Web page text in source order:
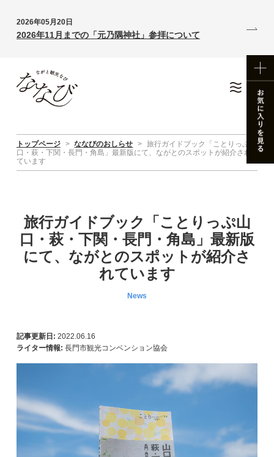
2026年05月20日
2026年11月までの「元乃隅神社」参拝について
トップページ > ななびのおしらせ > 旅行ガイドブック「ことりっぷ山
口・萩・下関・長門・角島」最新版にて、ながとのスポットが紹介され
ています
旅行ガイドブック「ことりっぷ山
口・萩・下関・長門・角島」最新版
にて、ながとのスポットが紹介さ
れています
News
記事更新日: 2022.06.16
ライター情報: 長門市観光コンベンション協会